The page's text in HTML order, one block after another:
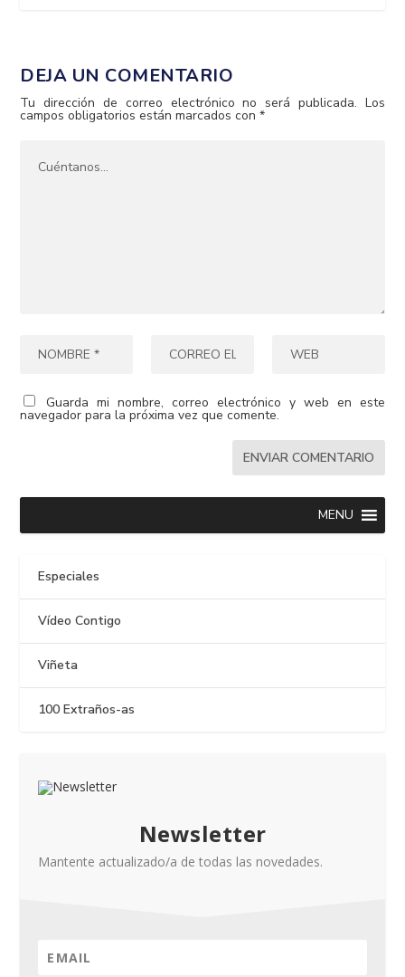
DEJA UN COMENTARIO
Tu dirección de correo electrónico no será publicada. Los
campos obligatorios están marcados con*
Guarda mi nombre, correo electrónico y web en este
navegador para la próxima vez que comente.
MENU
Especiales
Vídeo Contigo
Viñeta
100 Extraños-as
Newsletter
Mantente actualizado/a de todas las novedades.